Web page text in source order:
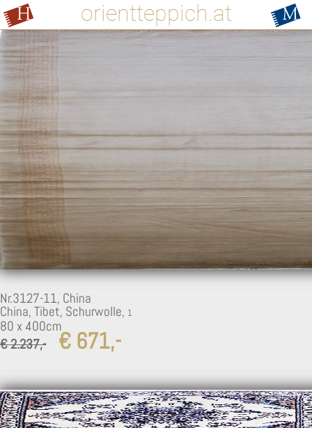
orientteppich.at
Nr.3127-11, China
China, Tibet, Schurwolle,
80 x 400cm
€ 2.237,-
€ 671,-